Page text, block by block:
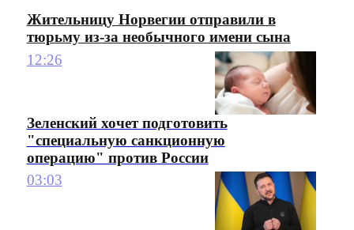
Жительницу Норвегии отправили в
тюрьму из-за необычного имени сына
12:26
Зеленский хочет подготовить
"специальную санкционную
операцию" против России
03:03